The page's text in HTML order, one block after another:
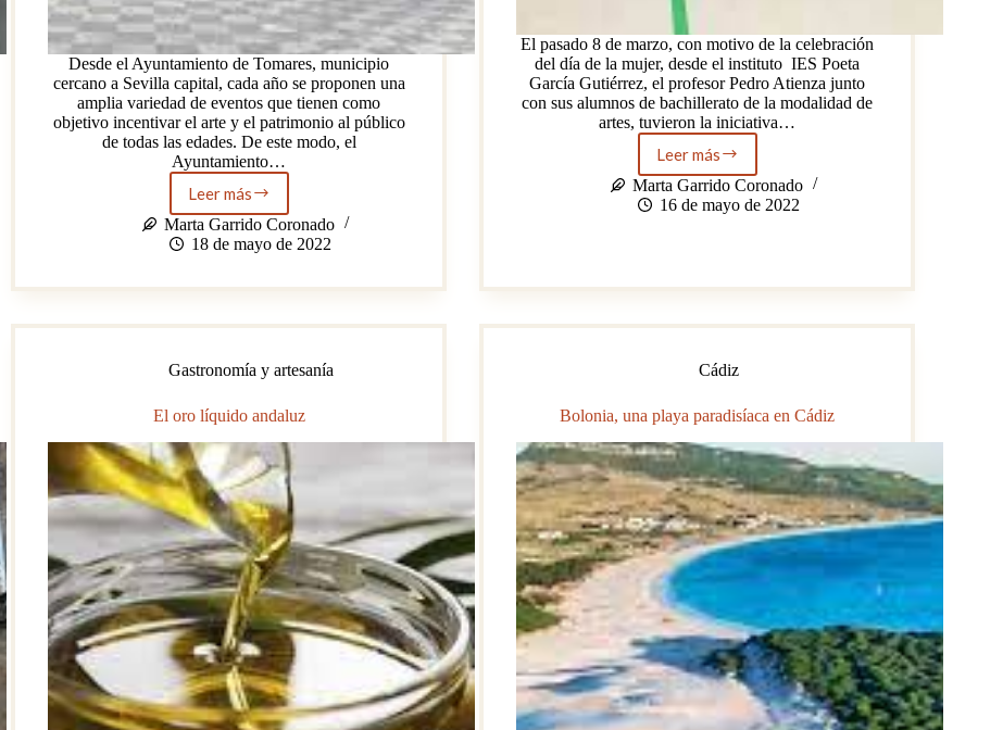
Desde el Ayuntamiento de Tomares, municipio
cercano a Sevilla capital, cada año se proponen una
amplia variedad de eventos que tienen como
objetivo incentivar el arte y el patrimonio al público
de todas las edades. De este modo, el
Ayuntamiento…
Leer másAgenda
cultural
de
el
al
Marta Garrido Coronado
18 de mayo de 2022
El pasado 8 de marzo, con motivo de la celebración
del día de la mujer, desde el instituto IES Poeta
García Gutiérrez, el profesor Pedro Atienza junto
con sus alumnos de bachillerato de la modalidad de
artes, tuvieron la iniciativa…
Leer másHomenaje
escolar
a
Marta Garrido Coronado
16 de mayo de 2022
Gastronomía y artesanía
El oro líquido andaluz
Cádiz
Bolonia, una playa paradisíaca en Cádiz